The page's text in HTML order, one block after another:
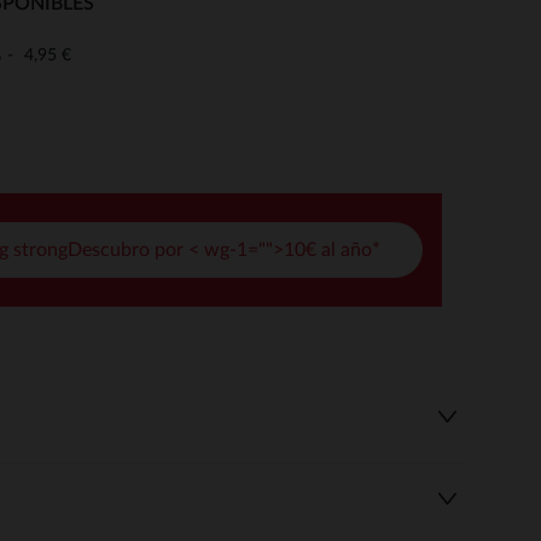
de privacidad, garantizando el cumplimiento de las
4,95 €
strongDescubro por < wg-1="">10€ al año*